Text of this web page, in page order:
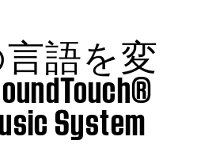
語を変
System